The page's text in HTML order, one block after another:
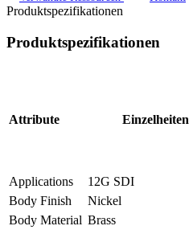
Produktspezifikationen
Produktspezifikationen
Attribute Einzelheiten
Applications
12G SDI
Body Finish
Nickel
Body Material Brass